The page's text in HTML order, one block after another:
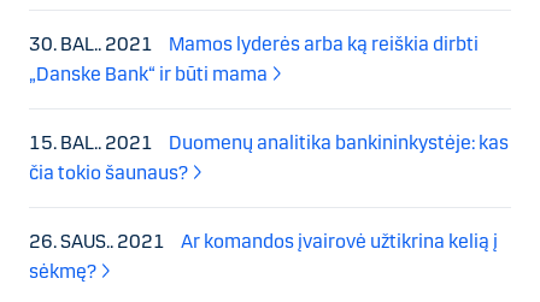
30. BAL.. 2021
Mamos lyderės arba ką reiškia dirbti
„Danske Bank“ ir būti mama
15. BAL.. 2021
Duomenų analitika bankininkystėje: kas
čia tokio šaunaus?
26. SAUS.. 2021
Ar komandos įvairovė užtikrina kelią į
sėkmę?